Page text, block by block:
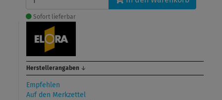
Sofort lieferbar
Herstellerangaben ↓
Empfehlen
Auf den Merkzettel